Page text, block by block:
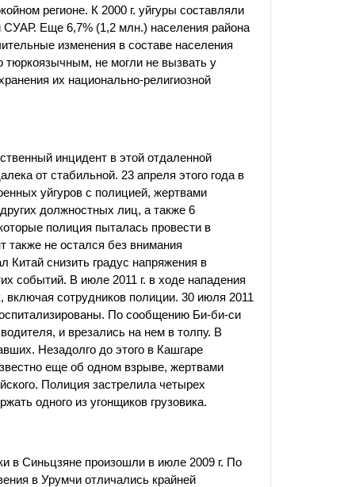
регионе. К 2000 г. уйгуры составляли
Еще 6,7% (1,2 млн.) населения района
изменения в составе населения
тюркоязычным, не могли не вызвать у
их национально-религиозной
инцидент в этой отдаленной
от стабильной. 23 апреля этого года в
уйгуров с полицией, жертвами
должностных лиц, а также 6
полиция пыталась провести в
также не остался без внимания
Китай снизить градус напряжения в
событий. В июле 2011 г. в ходе нападения
включая сотрудников полиции. 30 июля 2011
По сообщению Би-би-си
и врезались на нем в толпу. В
Незадолго до этого в Кашгаре
еще об одном взрыве, жертвами
Полиция застрелила четырех
одного из угонщиков грузовика.
в Синьцзяне произошли в июле 2009 г. По
в Урумчи отличались крайней